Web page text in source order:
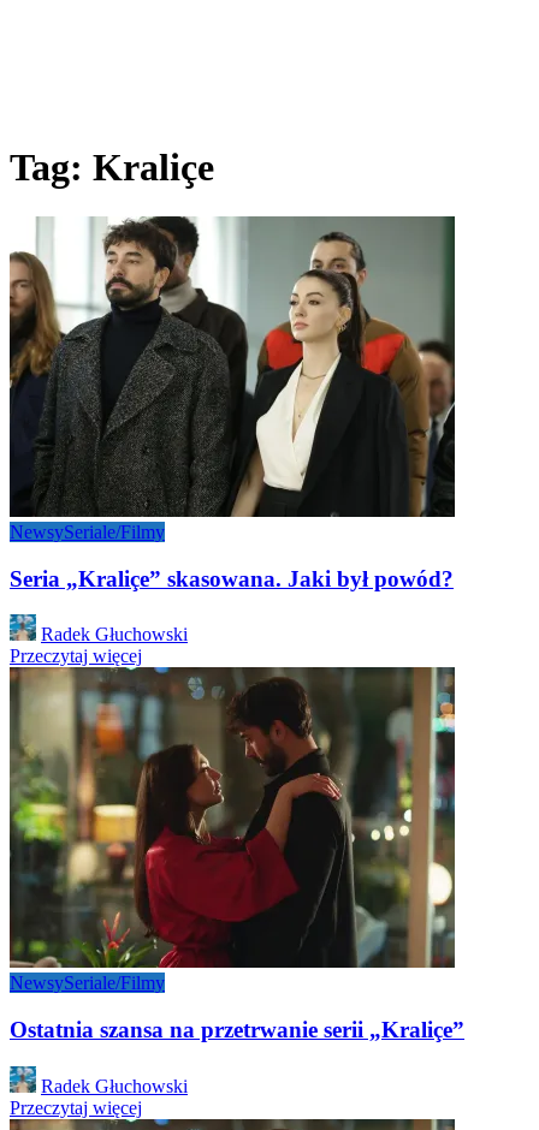
Tag: Kraliçe
NewsySeriale/Filmy
Seria „Kraliçe” skasowana. Jaki był powód?
Posted
by
Radek Głuchowski
Przeczytaj więcej
NewsySeriale/Filmy
Ostatnia szansa na przetrwanie serii „Kraliçe”
Posted
by
Radek Głuchowski
Przeczytaj więcej